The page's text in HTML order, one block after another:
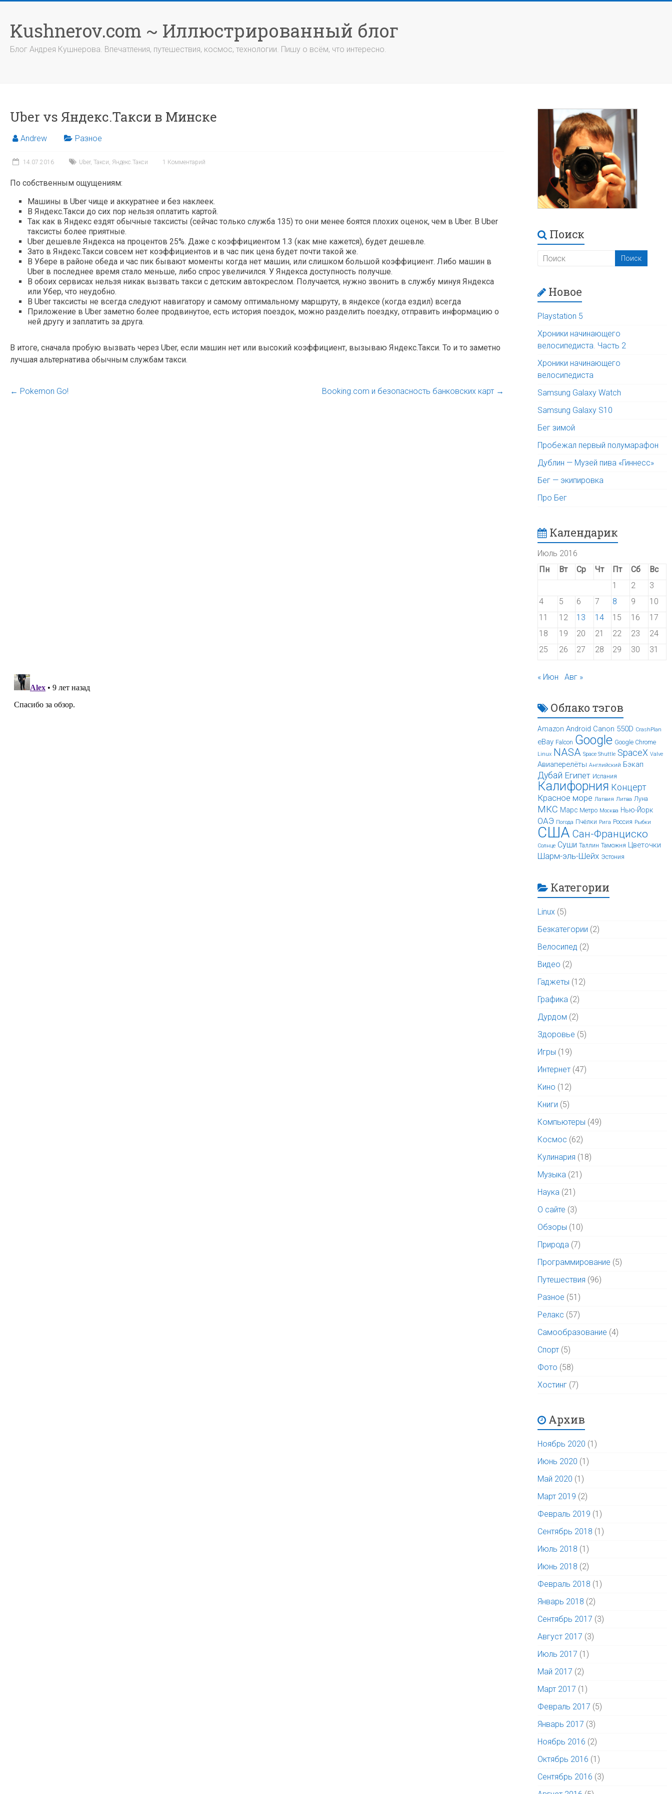
содержимому
Kushnerov.com ~ Иллюстрированный блог
Блог Андрея Кушнерова. Впечатления, путешествия, космос, технологии. Пишу о всём, что интересно.
Uber vs Яндекс.Такси в Минске
Andrew Разное
14.07.2016 Uber, Такси, Яндекс.Такси 1 Комментарий
По собственным ощущениям:
Машины в Uber чище и аккуратнее и без наклеек.
В Яндекс.Такси до сих пор нельзя оплатить картой.
Так как в Яндекс ездят обычные таксисты (сейчас только служба 135) то они менее боятся плохих оценок, чем в Uber. В Uber
таксисты более приятные.
Uber дешевле Яндекса на процентов 25%. Даже с коэффициентом 1.3 (как мне кажется), будет дешевле.
Зато в Яндекс.Такси совсем нет коэффициентов и в час пик цена будет почти такой же.
В Убере в районе обеда и час пик бывают моменты когда нет машин, или слишком большой коэффициент. Либо машин в
Uber в последнее время стало меньше, либо спрос увеличился. У Яндекса доступность получше.
В обоих сервисах нельзя никак вызвать такси с детским автокреслом. Получается, нужно звонить в службу минуя Яндекса
или Убер, что неудобно.
В Uber таксисты не всегда следуют навигатору и самому оптимальному маршруту, в яндексе (когда ездил) всегда
Приложение в Uber заметно более продвинутое, есть история поездок, можно разделить поездку, отправить информацию о
ней другу и заплатить за друга.
В итоге, сначала пробую вызвать через Uber, если машин нет или высокий коэффициент, вызываю Яндекс.Такси. То и то заметно
лучшая альтернатива обычным службам такси.
← Pokemon Go! Booking.com и безопасность банковских карт →
Поиск
Новое
Playstation 5
Хроники начинающего
велосипедиста. Часть 2
Хроники начинающего
велосипедиста
Samsung Galaxy Watch
Samsung Galaxy S10
Бег зимой
Пробежал первый полумарафон
Дублин — Музей пива «Гиннесс»
Бег — экипировка
Про Бег
Календарик
Июль 2016
Пн
Вт Ср Чт Пт Сб
Вс
1
2
3
4
5 6 7 8 9
10
11
12 13 14 15 16
17
18
19 20 21 22 23
24
25
26 27 28 29 30 31
« Июн Авг »
Облако тэгов
Amazon Android Canon 550D CrashPlan
eBay Falcon Google Google Chrome
Linux NASA Space Shuttle SpaceX Valve
Авиаперелёты Английский Бэкап
Дубай Египет Испания
Калифорния Концерт
Красное море Латвия Литва Луна
МКС Марс Метро Москва Нью-Йорк
ОАЭ Погода Пчёлки Рига Россия Рыбки
США Сан-Франциско
Солнце Суши Таллин Таможня Цветочки
Шарм-эль-Шейх Эстония
Категории
Linux (5)
Безкатегории (2)
Велосипед (2)
Видео (2)
Гаджеты (12)
Графика (2)
Дурдом (2)
Здоровье (5)
Игры (19)
Интернет (47)
Кино (12)
Книги (5)
Компьютеры (49)
Космос (62)
Кулинария (18)
Музыка (21)
Наука (21)
О сайте (3)
Обзоры (10)
Природа (7)
Программирование (5)
Путешествия (96)
Разное (51)
Релакс (57)
Самообразование (4)
Спорт (5)
Фото (58)
Хостинг (7)
Архив
Ноябрь 2020 (1)
Июнь 2020 (1)
Май 2020 (1)
Март 2019 (2)
Февраль 2019 (1)
Сентябрь 2018 (1)
Июль 2018 (1)
Июнь 2018 (2)
Февраль 2018 (1)
Январь 2018 (2)
Сентябрь 2017 (3)
Август 2017 (3)
Июль 2017 (1)
Май 2017 (2)
Март 2017 (1)
Февраль 2017 (5)
Январь 2017 (3)
Ноябрь 2016 (2)
Октябрь 2016 (1)
Сентябрь 2016 (3)